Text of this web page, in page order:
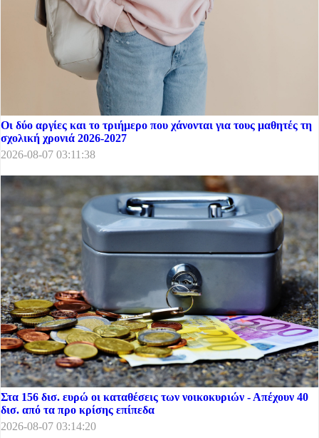
Οι δύο αργίες και το τριήμερο που χάνονται για τους μαθητές τη
σχολική χρονιά 2026-2027
2026-08-07 03:11:38
Στα 156 δισ. ευρώ οι καταθέσεις των νοικοκυριών - Απέχουν 40
δισ. από τα προ κρίσης επίπεδα
2026-08-07 03:14:20